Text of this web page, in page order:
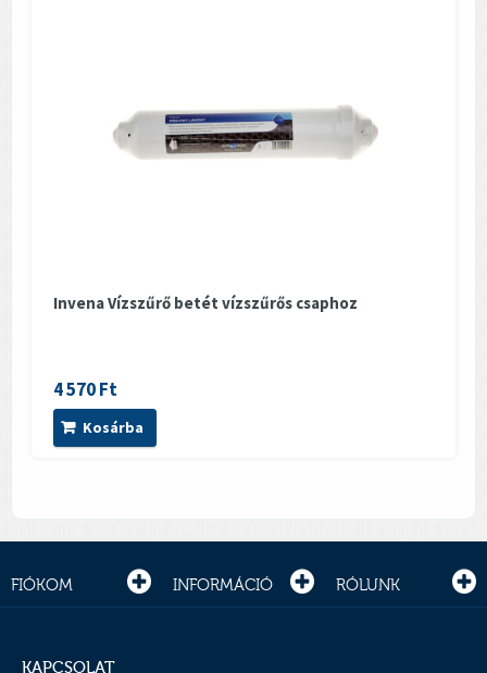
Invena Vízszűrő betét vízszűrős csaphoz
4 570 Ft
Kosárba
FIÓKOM INFORMÁCIÓ RÓLUNK
KAPCSOLAT